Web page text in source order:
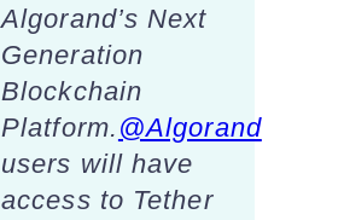
Algorand’s Next
Generation
Blockchain
Platform. @Algorand
users will have
access to Tether